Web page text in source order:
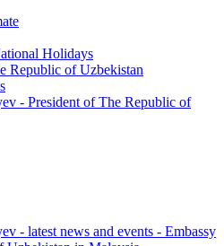
Holidays
Republic of Uzbekistan
- President of The Republic of
- latest news and events - Embassy